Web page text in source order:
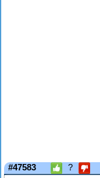
#47583 ?